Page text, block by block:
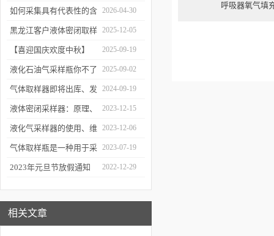
工作逻辑是什么？
如何采集具有代表性的含
油水样？——石油类采水
器原理与使用
2026-04-30
黑龙江客户液体密闭取样
器项目顺利交付
2025-12-05
【喜迎国庆欢度中秋】
2025年国庆中秋放假通知
2025-09-19
液化石油气采样瓶你不了
解的知识！
2025-09-02
气体取样器即将出库、发
货！
2024-09-19
液体密闭采样器：原理、
应用和优势
2023-12-15
液化气采样器的使用、维
护与优化
2023-12-06
气体取样瓶是一种用于采
集、贮存和分析气体样品
2023-07-19
2023年元旦节放假通知 2022-12-29
相关文章
呼吸器氧气填